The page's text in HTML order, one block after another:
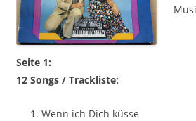
Seite 1:
12 Songs / Trackliste:
Wenn ich Dich küsse